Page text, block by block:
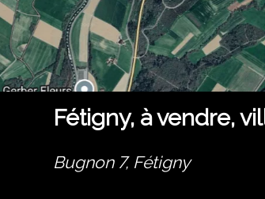
Fétigny, à vendre,
Bugnon 7, Fétigny